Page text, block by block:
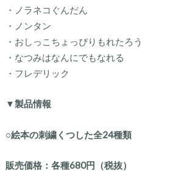
・ノラネコぐんだん
・ノンタン
・おしっこちょっぴりもれたろう
・なつみはなんにでもなれる
・フレデリック
▼製品情報
○絵本の刺繍くつした全24種類
販売価格：各種680円（税抜）